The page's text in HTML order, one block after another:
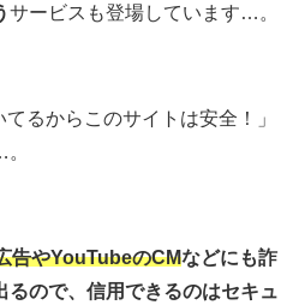
サービスも登場しています…。
るからこのサイトは安全！」
告やYouTubeのCMなどにも詐
ので、信用できるのはセキュ